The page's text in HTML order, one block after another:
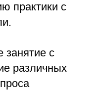
практики с
занятие с
различных